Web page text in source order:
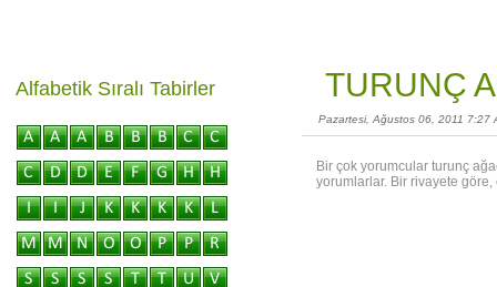
TURUNÇ
Pazartesi, Ağustos 06, 2011 7:27
Bir çok yorumcular turunç
yorumlarlar. Bir rivayete
Alfabetik Sıralı Tabirler